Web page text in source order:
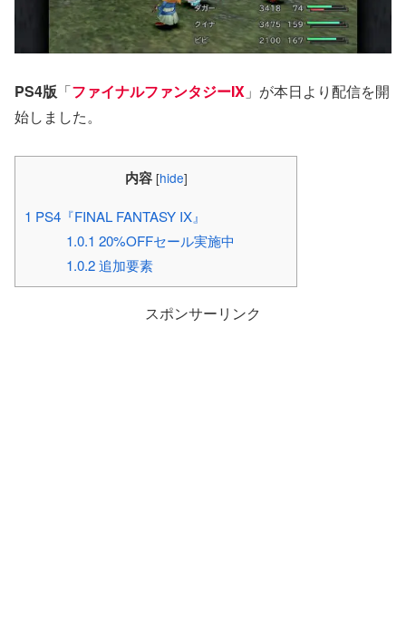
PS4版 「ファイナルファンタジーIX 」が本日より配信を開
始しました。
内容 [hide]
1 PS4『FINAL FANTASY IX』
1.0.1 20%OFFセール実施中
1.0.2追加要素
スポンサーリンク